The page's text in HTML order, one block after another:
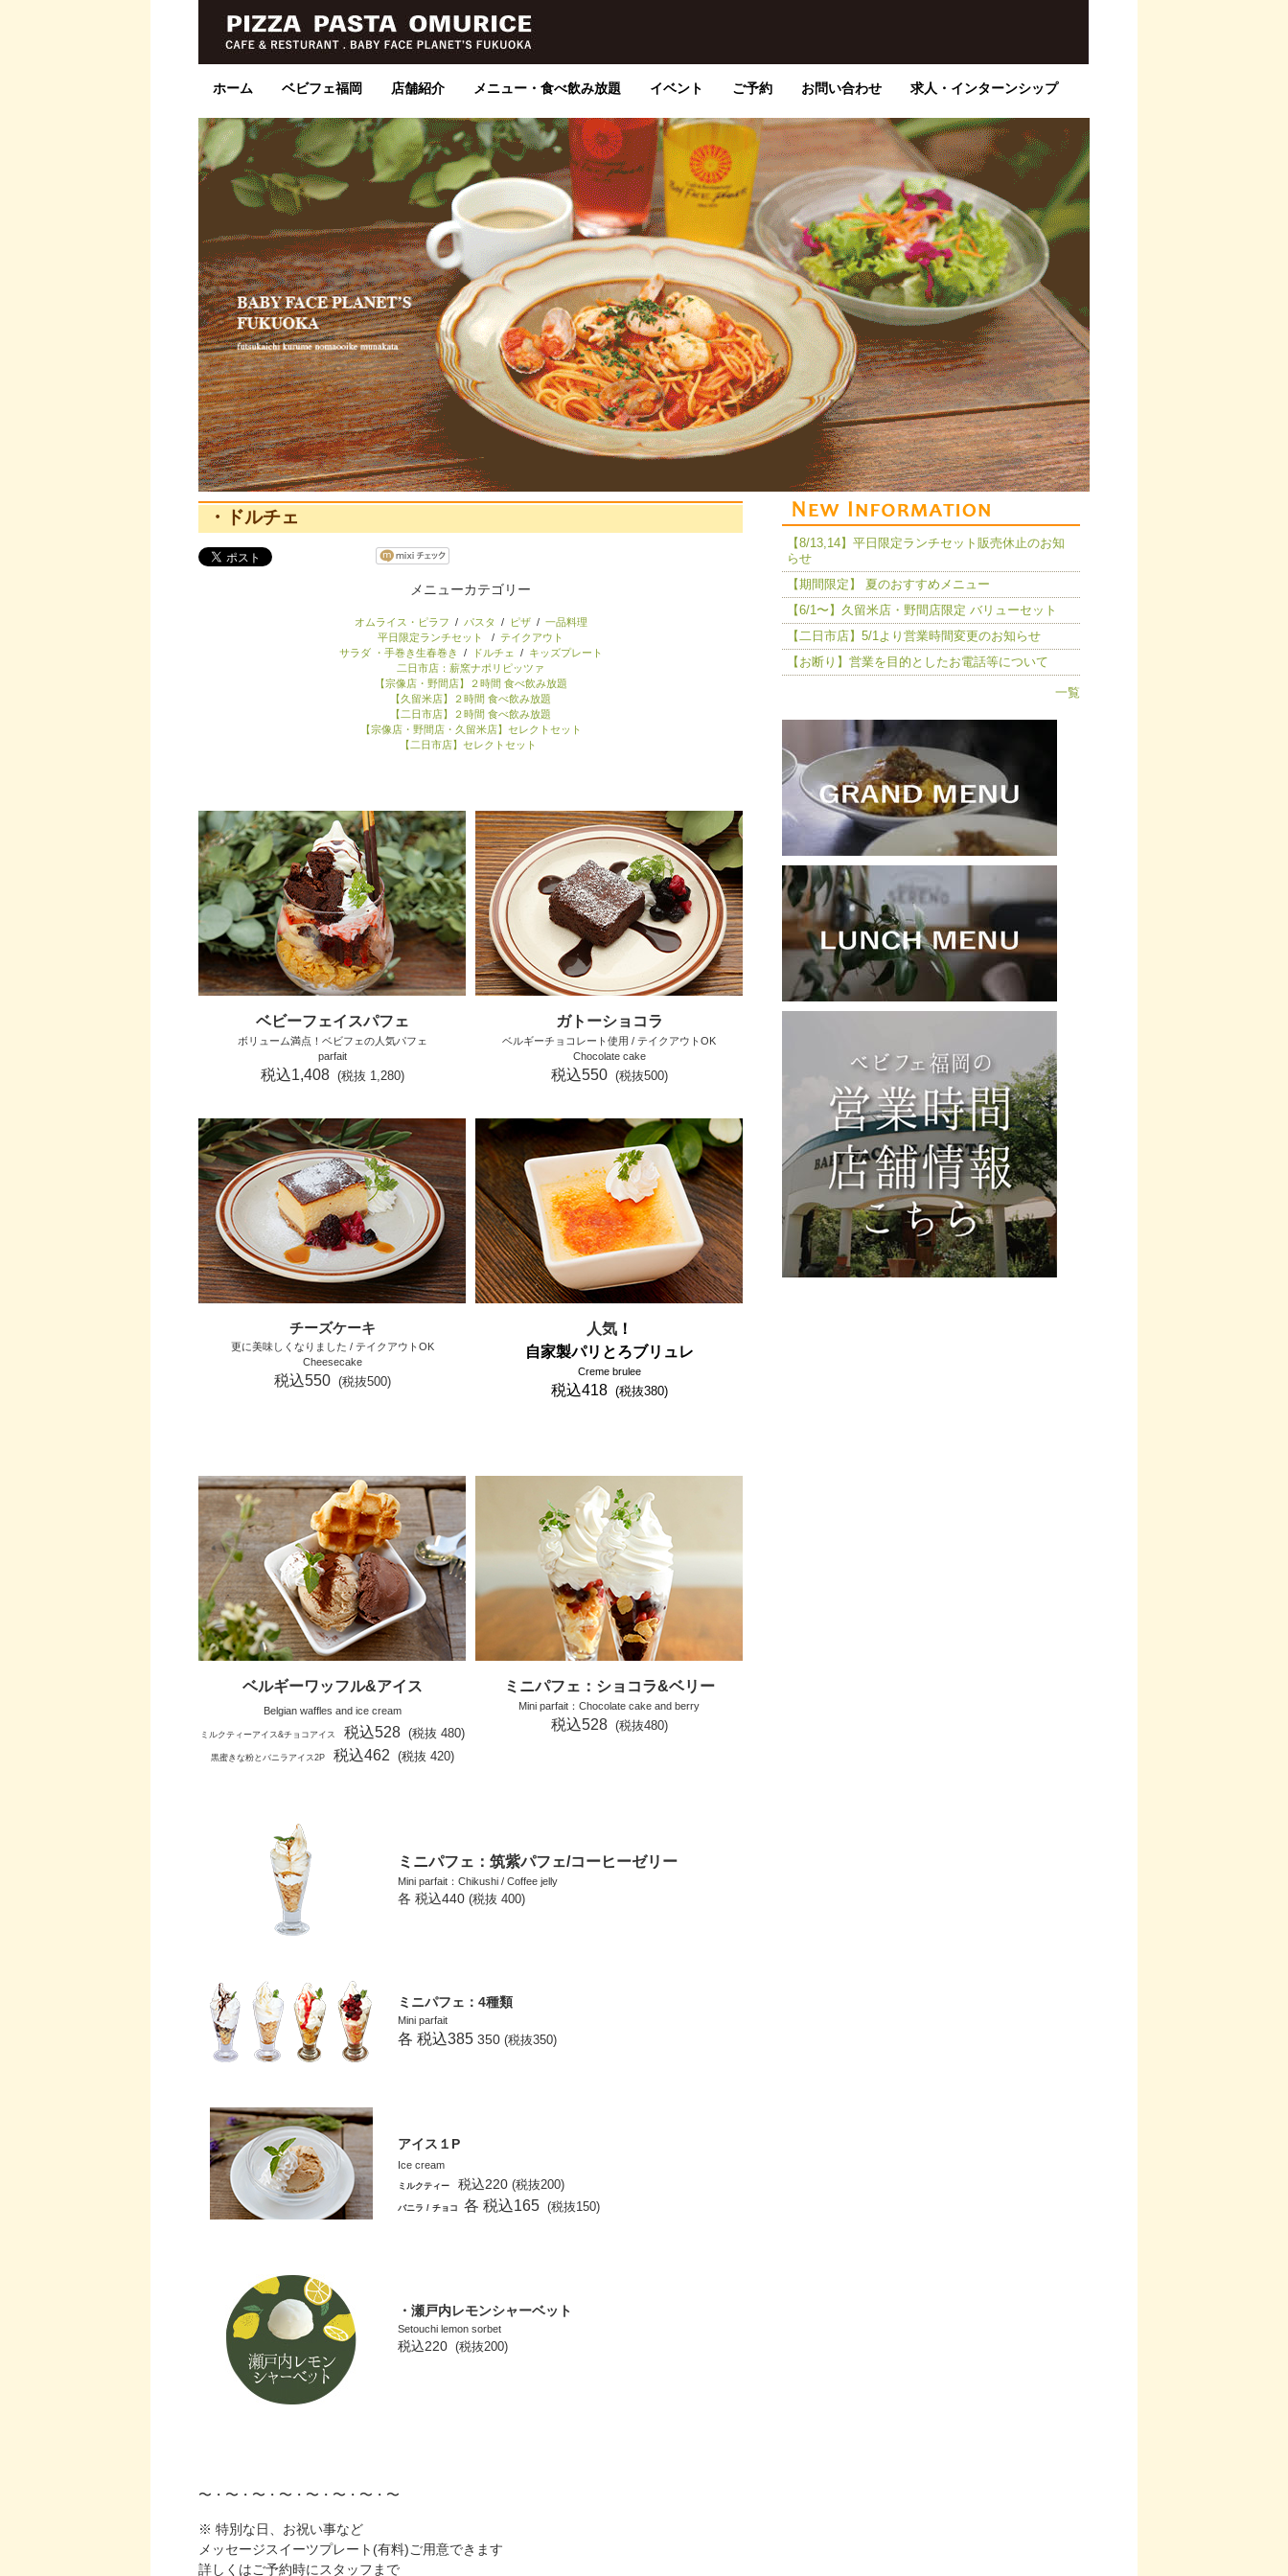
ホーム ベビフェ福岡 店舗紹介 メニュー・食べ飲み放題 イベント ご予約 お問い合わせ 求人・インターンシップ
・ドルチェ
メニューカテゴリー
オムライス・ピラフ / パスタ / ピザ/ 一品料理
平日限定ランチセット
/ テイクアウト
サラダ ・手巻き生春巻き
/ ドルチェ / キッズプレート
二日市店：薪窯ナポリピッツァ
【宗像店・野間店】２時間 食べ飲み放題
【久留米店】２時間 食べ飲み放題
【二日市店】２時間 食べ飲み放題
【宗像店・野間店・久留米店】セレクトセット
【二日市店】セレクトセット
ベビーフェイスパフェ
ボリューム満点！ベビフェの人気パフェ
parfait
税込1,408 (税抜 1,280)
ガトーショコラ
ベルギーチョコレート使用 / テイクアウトOK
Chocolate cake
税込550 (税抜500)
チーズケーキ
更に美味しくなりました / テイクアウトOK
Cheesecake
税込550 (税抜500)
人気！
自家製パリとろブリュレ
Creme brulee
税込418 (税抜380)
ベルギーワッフル&アイス
Belgian waffles and ice cream
ミルクティーアイス&チョコアイス 税込528 (税抜 480)
黒蜜きな粉とバニラアイス2P 税込462 (税抜 420)
ミニパフェ：ショコラ&ベリー
Mini parfait：Chocolate cake and berry
税込528 (税抜480)
ミニパフェ：筑紫パフェ/コーヒーゼリー
Mini parfait：Chikushi / Coffee jelly
各 税込440 (税抜 400)
ミニパフェ：4種類
Mini parfait
各 税込385 350 (税抜350)
アイス１P
Ice cream
ミルクティー 税込220 (税抜200)
バニラ / チョコ 各 税込165 (税抜150)
・瀬戸内レモンシャーベット
Setouchi lemon sorbet
税込220 (税抜200)
〜・〜・〜・〜・〜・〜・〜・〜
※ 特別な日、お祝い事など
メッセージスイーツプレート(有料)ご用意できます
詳しくはご予約時にスタッフまで
【8/13,14】平日限定ランチセット販売休止のお知
らせ
【期間限定】 夏のおすすめメニュー
【6/1〜】久留米店・野間店限定 バリューセット
【二日市店】5/1より営業時間変更のお知らせ
【お断り】営業を目的としたお電話等について
一覧